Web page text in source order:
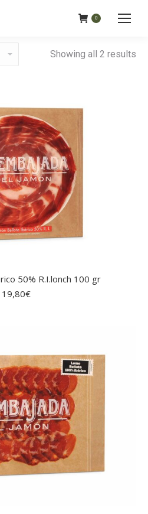
0
Showing all 2 results
50% R.I.lonch 100 gr
19,80€